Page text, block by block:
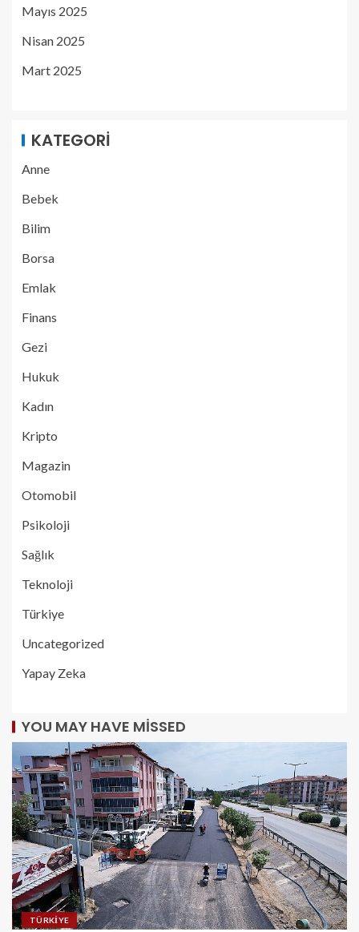
Mayıs 2025
Nisan 2025
Mart 2025
KATEGORI
Anne
Bebek
Bilim
Borsa
Emlak
Finans
Gezi
Hukuk
Kadın
Kripto
Magazin
Otomobil
Psikoloji
Sağlık
Teknoloji
Türkiye
Uncategorized
Yapay Zeka
YOU MAY HAVE MISSED
TÜRKIYE